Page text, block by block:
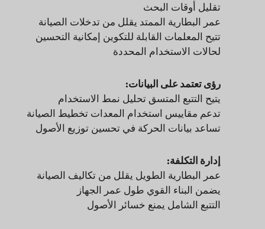
تقليل أوقات البحث
عمر البطارية الممتد يقلل من تدخلات الصيانة
تتيح المعلمات القابلة للتكوين إمكانية التحسين
لحالات الاستخدام المحددة
رؤى تعتمد على البيانات:
يتيح التتبع المتسق تحليل نمط الاستخدام
تدعم مقاييس استخدام المعدات تخطيط الصيانة
تساعد بيانات الحركة في تحسين توزيع الأصول
إدارة التكلفة:
عمر البطارية الطويل يقلل من تكاليف الصيانة
يضمن البناء القوي طول عمر الجهاز
التتبع الشامل يمنع خسائر الأصول